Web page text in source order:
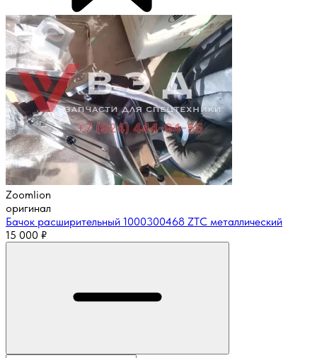
Zoomlion
оригинал
Бачок расширительный 1000300468 ZTC металлический
15 000 ₽